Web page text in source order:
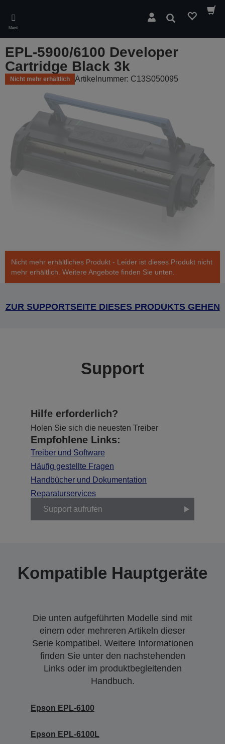
main
content
Menü
Suchen
EPL-5900/6100 Developer
Cartridge Black 3k
Nicht mehr erhältlich Artikelnummer: C13S050095
Nicht mehr erhältliches Produkt - Leider ist dieses Produkt nicht
mehr erhältlich. Weitere Angebote finden Sie unten.
ZUR SUPPORTSEITE DIESES PRODUKTS GEHEN
Support
Hilfe erforderlich?
Holen Sie sich die neuesten Treiber
Empfohlene Links:
Treiber und Software
Häufig gestellte Fragen
Handbücher und Dokumentation
Reparaturservices
Support aufrufen
Kompatible Hauptgeräte
Die unten aufgeführten Modelle sind mit
einem oder mehreren Artikeln dieser
Serie kompatibel. Weitere Informationen
finden Sie unter den nachstehenden
Links oder im produktbegleitenden
Handbuch.
Epson EPL-6100
Epson EPL-6100L